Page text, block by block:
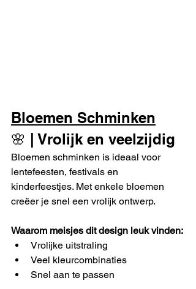
Bloemen Schminken
🌸 | Vrolijk en veelzijdig
Bloemen schminken is ideaal voor
lentefeesten, festivals en
kinderfeestjes. Met enkele bloemen
creëer je snel een vrolijk ontwerp.
Waarom meisjes dit design leuk vinden:
Vrolijke uitstraling
Veel kleurcombinaties
Snel aan te passen